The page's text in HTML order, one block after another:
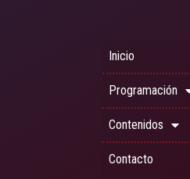
Inicio
Programación
Contenidos
Contacto